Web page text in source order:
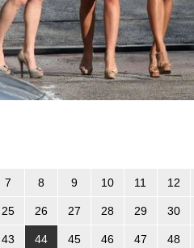
7 8 9 10 11 12
25 26 27 28 29 30
43 44 45 46 47 48